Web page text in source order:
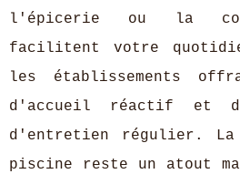
l'épicerie ou la
facilitent votre
les établissements
d'accueil réactif et
d'entretien régulier. La
piscine reste un atout